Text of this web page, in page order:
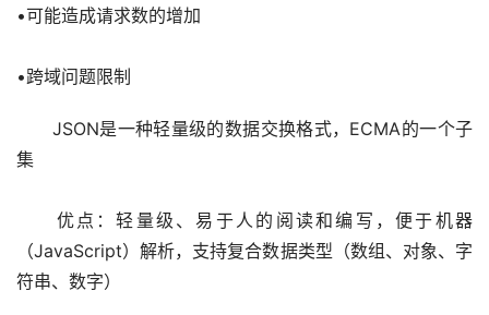
•可能造成请求数的增加
•跨域问题限制
JSON是一种轻量级的数据交换格式，ECMA的一个子
集
优点：轻量级、易于人的阅读和编写，便于机器
（JavaScript）解析，支持复合数据类型（数组、对象、字
符串、数字）